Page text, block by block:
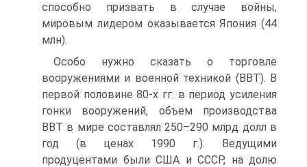
способно призвать в случае войны,
мировым лидером оказывается Япония (44
млн).
Особо нужно сказать о торговле
вооружениями и военной техникой (ВВТ). В
первой половине 80-х гг. в период усиления
гонки вооружений, объем производства
ВВТ в мире составлял 250–290 млрд долл в
год (в ценах 1990 г.). Ведущими
продуцентами были США и СССР, на долю